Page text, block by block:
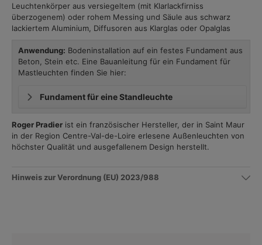
Leuchtenkörper aus versiegeltem (mit Klarlackfirniss
überzogenem) oder rohem Messing und Säule aus schwarz
lackiertem Aluminium, Diffusoren aus Klarglas oder Opalglas
Anwendung: Bodeninstallation auf ein festes Fundament aus
Beton, Stein etc. Eine Bauanleitung für ein Fundament für
Mastleuchten finden Sie hier:
Fundament für eine Standleuchte
Roger Pradier ist ein französischer Hersteller, der in Saint Maur
in der Region Centre-Val-de-Loire erlesene Außenleuchten von
höchster Qualität und ausgefallenem Design herstellt.
Hinweis zur Verordnung (EU) 2023/988